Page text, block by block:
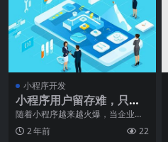
小程序开发
小程序用户留存难，只需
要做好以下几点
随着小程序越来越火爆，当企业小
程序上线后，却不得不面临着推广
问题，而推广往往又会
2 年前 22